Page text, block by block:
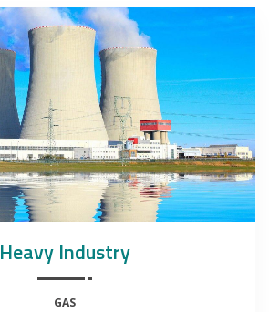
Heavy Industry
GAS